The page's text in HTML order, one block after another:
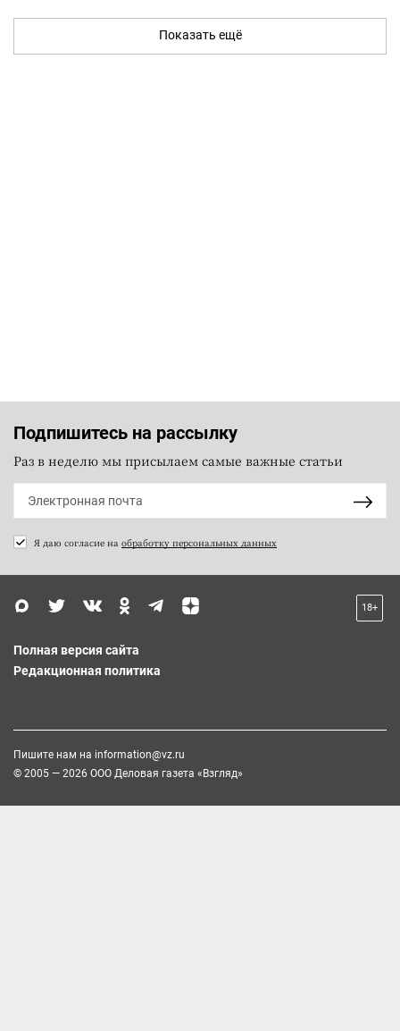
Показать ещё
Подпишитесь на рассылку
Раз в неделю мы присылаем самые важные статьи
Я даю согласие на обработку персональных данных
18+
Полная версия сайта
Редакционная политика
Пишите нам на information@vz.ru
© 2005 — 2026 ООО Деловая газета «Взгляд»